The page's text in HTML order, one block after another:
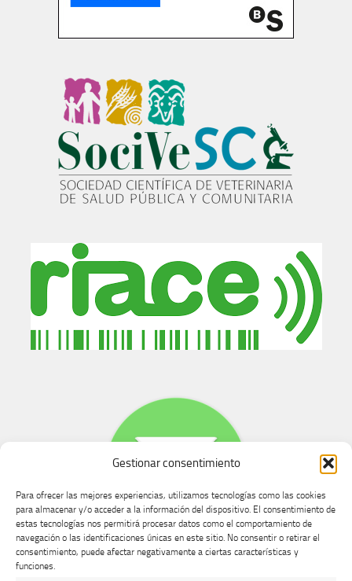
Gestionar consentimiento
Para ofrecer las mejores experiencias, utilizamos tecnologías como las cookies
para almacenar y/o acceder a la información del dispositivo. El consentimiento de
estas tecnologías nos permitirá procesar datos como el comportamiento de
navegación o las identificaciones únicas en este sitio. No consentir o retirar el
consentimiento, puede afectar negativamente a ciertas características y
funciones.
Buzón de dudas, quejas y sugerencias